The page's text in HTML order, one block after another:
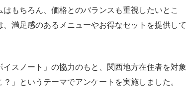
もちろん、価格とのバランスも重視したいとこ
満足感のあるメニューやお得なセットを提供して
スノート」の協力のもと、関西地方在住者を対象
」というテーマでアンケートを実施しました。